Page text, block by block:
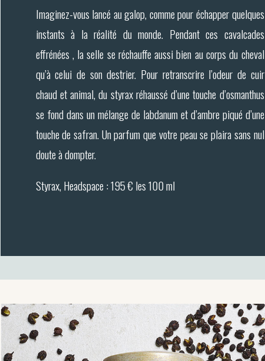
Imaginez-vous lancé au galop, comme pour échapper quelques
instants à la réalité du monde. Pendant ces cavalcades
effrénées , la selle se réchauffe aussi bien au corps du cheval
qu’à celui de son destrier. Pour retranscrire l’odeur de cuir
chaud et animal, du styrax réhaussé d’une touche d’osmanthus
se fond dans un mélange de labdanum et d’ambre piqué d’une
touche de safran. Un parfum que votre peau se plaira sans nul
doute à dompter.
Styrax, Headspace : 195 € les 100 ml